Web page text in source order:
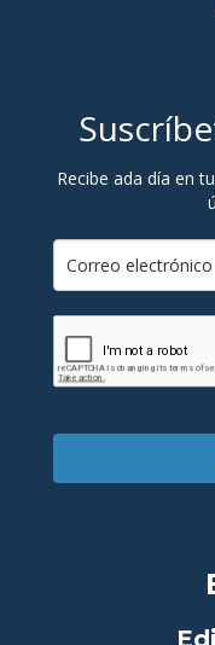
Recibe ada día en